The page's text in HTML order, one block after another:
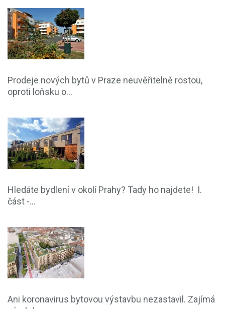
Prodeje nových bytů v Praze neuvěřitelně rostou,
oproti loňsku o...
Hledáte bydlení v okolí Prahy? Tady ho najdete! I.
část -...
Ani koronavirus bytovou výstavbu nezastavil. Zajímá